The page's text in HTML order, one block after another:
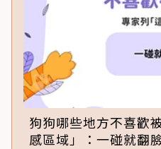
狗狗哪些地方不喜歡
感區域」：一碰就翻